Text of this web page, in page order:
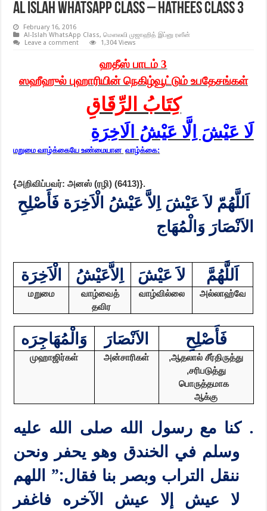
Al Islah WhatsApp class – Hathees class 3
February 16, 2016
Al-Islah WhatsApp Class,மௌலவி முஜாஹித் இப்னு ரஸீன்
Leave a comment
1,304 Views
ஹதீஸ் பாடம் 3
ஸஹீஹுல் புஹாரியின் நெகிழ்வூட்டும் உபதேசங்கள்
كِتَابُ الرِّقَاقِ
لَا عَيْشَ اِلَّا عَيْشُ الَاخِرَةِ
மறுமை வாழ்க்கையே உண்மையான வாழ்க்கை:
{அறிவிப்பவர்: அனஸ் (ரழி) (6413)}.
اَللَّهُمّ لاَ عَيْشَ اِلاَّ عَيْشُ الْاَخِرَة فَأَصْلِحِ
الاَنْصَارَ وَالْمُهَاج
الْاَخِرَة اِلاَّعَيْشُ لاَ عَيْشَ اَللَّهُمَّ
மறுமை
வாழ்வைத்
தவிர
வாழ்வில்லை அல்லாஹ்வே
فَأَصْلِحِ الاَنْصَارَ وَالْمُهَاجِرَه
ஆதலால் சீர்திருத்து
,
சரிபடுத்து
,
பொருத்தமாக
ஆக்கு
அன்சாரிகள்
முஹாஜிர்கள்
. كنا مع رسول الله صلى الله عليه
وسلم في الخندق وهو يحفر ونحن
ننقل التراب وبصر بنا فقال:” اللهم
لا عيش إلا عيش الآخره فاغفر